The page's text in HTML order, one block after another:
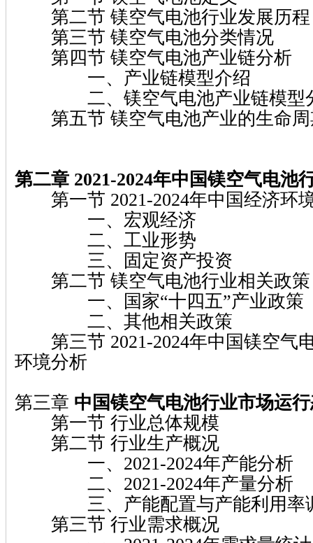
第二节 镁空气电池行业发展历程
第三节 镁空气电池分类情况
第四节 镁空气电池产业链分析
一、产业链模型介绍
二、镁空气电池产业链模型
第五节 镁空气电池产业的生命周
第二章 2021-2024年中国镁空气电池
第一节 2021-2024年中国经济环
一、宏观经济
二、工业形势
三、固定资产投资
第二节 镁空气电池行业相关政策
一、国家“十四五”产业政策
二、其他相关政策
第三节 2021-2024年中国镁空气
环境分析
第三章 中国镁空气电池行业市场运
第一节 行业总体规模
第二节 行业生产概况
一、2021-2024年产能分析
二、2021-2024年产量分析
三、产能配置与产能利用率
第三节 行业需求概况